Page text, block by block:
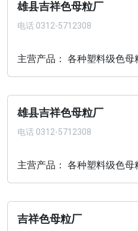
雄县吉祥色母粒厂
电话 0312-5712308
主营产品： 各种塑料级色母
雄县吉祥色母粒厂
电话 0312-5712308
主营产品： 各种塑料级色母
吉祥色母粒厂